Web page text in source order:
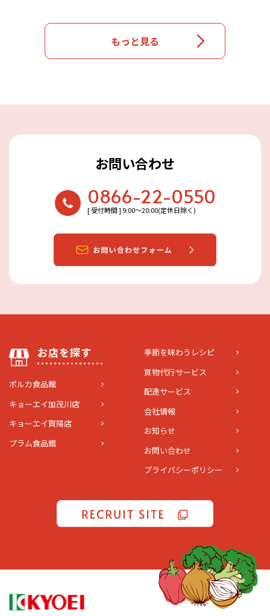
もっと見る
お問い合わせ
0866-22-0550
[ 受付時間 ] 9:00〜20:00(定休日除く)
お店を探す
ポルカ食品館
キョーエイ加茂川店
キョーエイ賀陽店
プラム食品館
季節を味わうレシピ
買物代行サービス
配達サービス
会社情報
お知らせ
お問い合わせ
プライバシーポリシー